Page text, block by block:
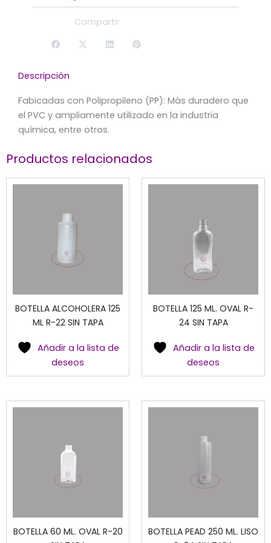
Compartir
Descripción
Fabicadas con Polipropileno (PP): Más duradero que
el PVC y ampliamente utilizado en la industria
química, entre otros.
Productos relacionados
BOTELLA ALCOHOLERA 125
ML R-22 SIN TAPA
Añadir a la lista de
deseos
BOTELLA 125 ML. OVAL R-
24 SIN TAPA
Añadir a la lista de
deseos
BOTELLA 60 ML. OVAL R-20
BOTELLA PEAD 250 ML. LISO